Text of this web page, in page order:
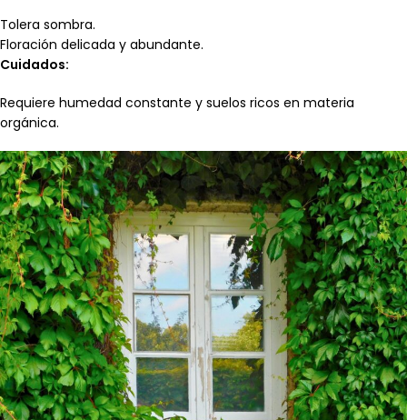
Tolera sombra.
Floración delicada y abundante.
Cuidados:
Requiere humedad constante y suelos ricos en materia
orgánica.